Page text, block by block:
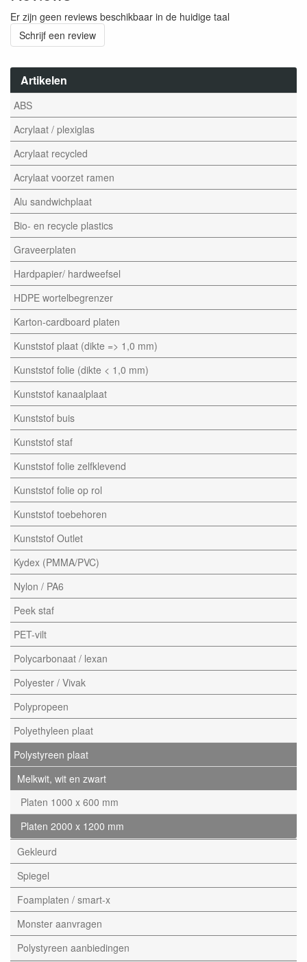
Artikelen
ABS
Acrylaat / plexiglas
Acrylaat recycled
Acrylaat voorzet ramen
Alu sandwichplaat
Bio- en recycle plastics
Graveerplaten
Hardpapier/ hardweefsel
HDPE wortelbegrenzer
Karton-cardboard platen
Kunststof plaat (dikte => 1,0 mm)
Kunststof folie (dikte < 1,0 mm)
Kunststof kanaalplaat
Kunststof buis
Kunststof staf
Kunststof folie zelfklevend
Kunststof folie op rol
Kunststof toebehoren
Kunststof Outlet
Kydex (PMMA/PVC)
Nylon / PA6
Peek staf
PET-vilt
Polycarbonaat / lexan
Polyester / Vivak
Polypropeen
Polyethyleen plaat
Polystyreen plaat
Melkwit, wit en zwart
Platen 1000 x 600 mm
Platen 2000 x 1200 mm
Gekleurd
Spiegel
Foamplaten / smart-x
Monster aanvragen
Polystyreen aanbiedingen
Er zijn geen reviews beschikbaar in de huidige taal
Schrijf een review